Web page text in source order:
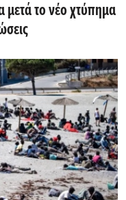
το νέο χτύπημα